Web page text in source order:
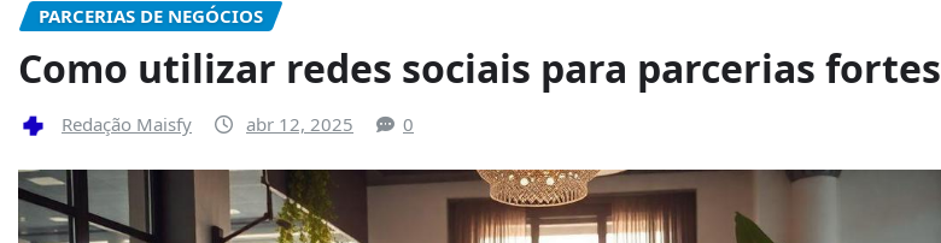
PARCERIAS DE NEGÓCIOS
Como utilizar redes sociais para parcerias fortes
Redação Maisfy abr 12, 2025 0